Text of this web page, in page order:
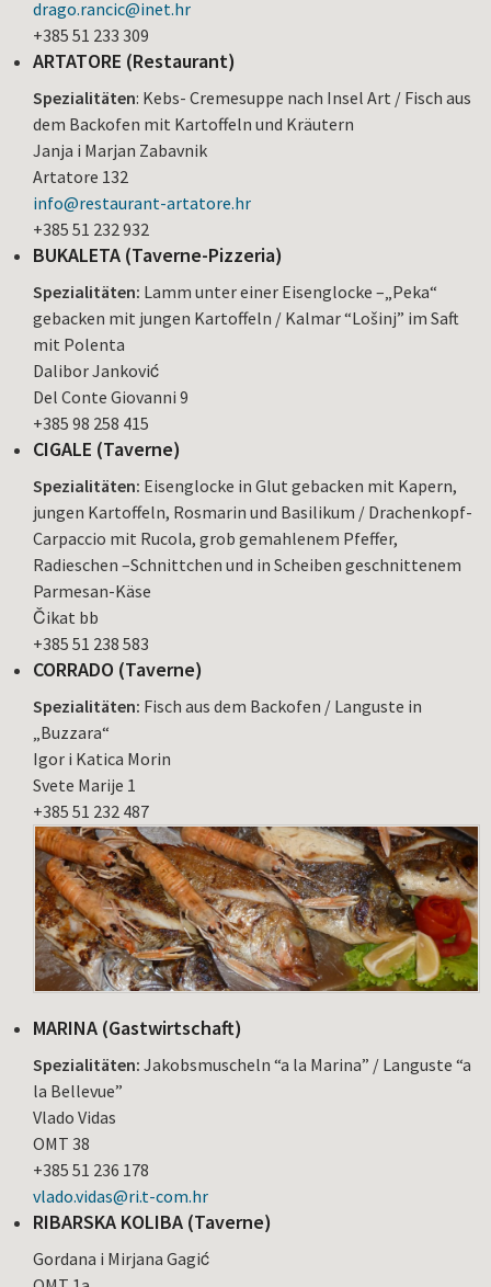
drago.rancic@inet.hr
+385 51 233 309
ARTATORE (Restaurant)
Spezialitäten: Kebs- Cremesuppe nach Insel Art / Fisch aus
dem Backofen mit Kartoffeln und Kräutern
Janja i Marjan Zabavnik
Artatore 132
info@restaurant-artatore.hr
+385 51 232 932
BUKALETA (Taverne-Pizzeria)
Spezialitäten: Lamm unter einer Eisenglocke –„Peka“
gebacken mit jungen Kartoffeln / Kalmar “Lošinj” im Saft
mit Polenta
Dalibor Janković
Del Conte Giovanni 9
+385 98 258 415
CIGALE (Taverne)
Spezialitäten: Eisenglocke in Glut gebacken mit Kapern,
jungen Kartoffeln, Rosmarin und Basilikum / Drachenkopf-
Carpaccio mit Rucola, grob gemahlenem Pfeffer,
Radieschen –Schnittchen und in Scheiben geschnittenem
Parmesan-Käse
Čikat bb
+385 51 238 583
CORRADO (Taverne)
Spezialitäten: Fisch aus dem Backofen / Languste in
„Buzzara“
Igor i Katica Morin
Svete Marije 1
+385 51 232 487
MARINA (Gastwirtschaft)
Spezialitäten: Jakobsmuscheln “a la Marina” / Languste “a
la Bellevue”
Vlado Vidas
OMT 38
+385 51 236 178
vlado.vidas@ri.t-com.hr
RIBARSKA KOLIBA (Taverne)
Gordana i Mirjana Gagić